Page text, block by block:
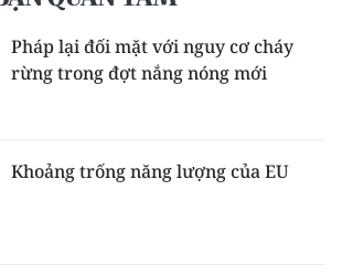
Hồ Chí Minh
Pháp lại đối mặt với nguy cơ cháy
rừng trong đợt nắng nóng mới
Khoảng trống năng lượng của EU